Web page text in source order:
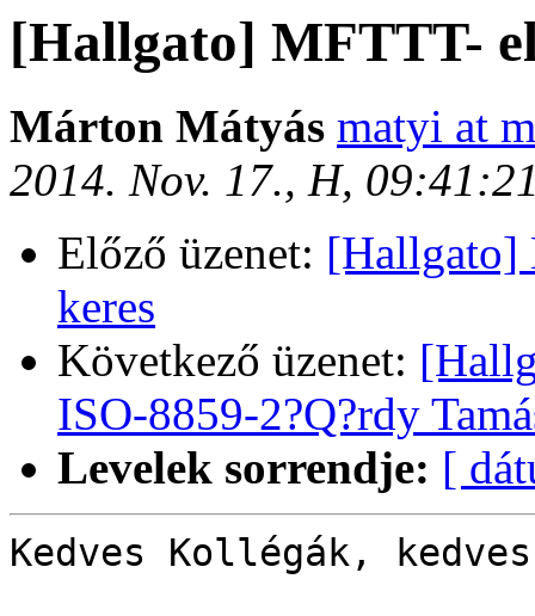
[Hallgato] MFTTT-
Márton Mátyás matyi at
2014. Nov. 17., H,
Előző üzenet: [Hallgato]
keres
Következő üzenet:
ISO-8859-2?Q?rdy
Levelek sorrendje: [
Kedves Kollégák,